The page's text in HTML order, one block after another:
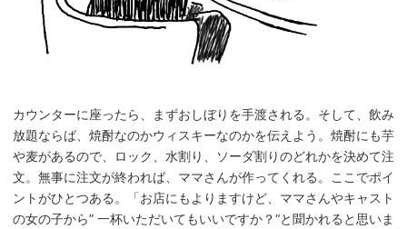
カウンターに座ったら、まずおしぼりを手渡される。そして、飲み
放題ならば、焼酎なのかウィスキーなのかを伝えよう。焼酎にも芋
や麦があるので、ロック、水割り、ソーダ割りのどれかを決めて注
文。無事に注文が終われば、ママさんが作ってくれる。ここでポイ
ントがひとつある。「お店にもよりますけど、ママさんやキャスト
の女の子から” 一杯いただいてもいいですか？“と聞かれると思いま